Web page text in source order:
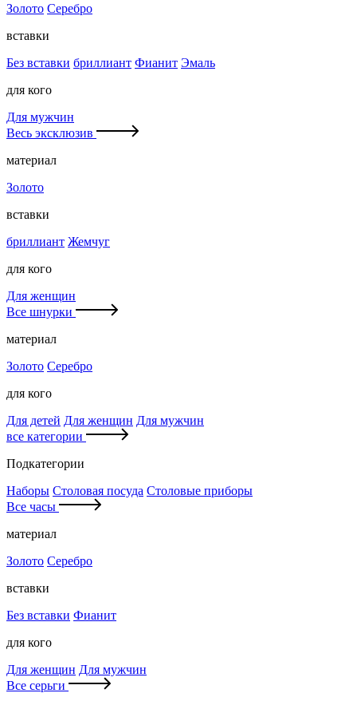
Золото Серебро
вставки
Без вставки бриллиант Фианит Эмаль
для кого
Для мужчин
Весь эксклюзив
материал
Золото
вставки
бриллиант Жемчуг
для кого
Для женщин
Все шнурки
материал
Золото Серебро
для кого
Для детей Для женщин Для мужчин
все категории
Подкатегории
Наборы Столовая посуда Столовые приборы
Все часы
материал
Золото Серебро
вставки
Без вставки Фианит
для кого
Для женщин Для мужчин
Все серьги